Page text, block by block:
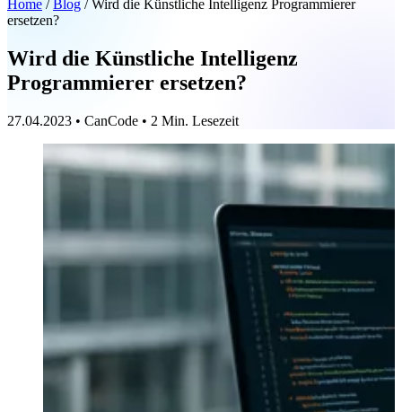
Home / Blog / Wird die Künstliche Intelligenz Programmierer
ersetzen?
Wird die Künstliche Intelligenz
Programmierer ersetzen?
27.04.2023 • CanCode • 2 Min. Lesezeit